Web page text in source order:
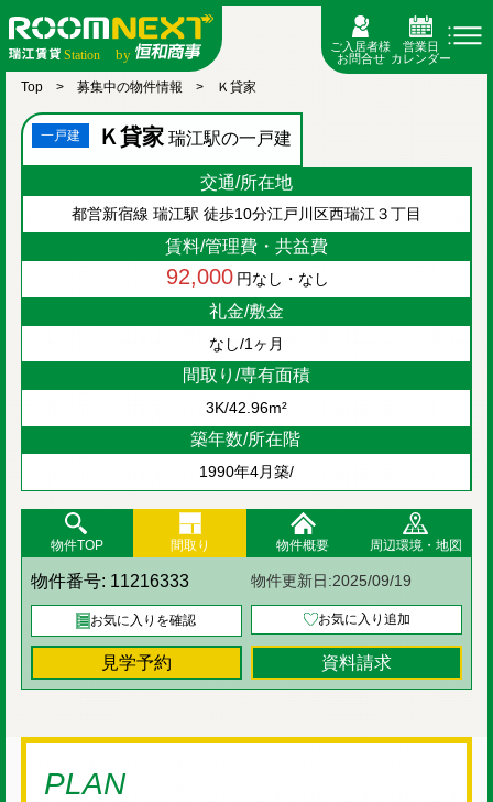
ご入居者様
お問合せ
営業日
カレンダー
Top 募集中の物件情報 Ｋ貸家
一戸建 Ｋ貸家 瑞江駅の一戸建
交通/所在地
都営新宿線 瑞江駅 徒歩10分江戸川区西瑞江３丁目
賃料/管理費・共益費
92,000 円なし・なし
礼金/敷金
なし/1ヶ月
間取り/専有面積
3K/42.96m²
築年数/所在階
1990年4月築/
物件番号: 11216333 物件更新日:2025/09/19
お気に入りを確認 お気に入り追加
見学予約 資料請求
物件TOP 間取り 物件概要 周辺環境・地図
PLAN